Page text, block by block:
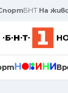
БНТ На